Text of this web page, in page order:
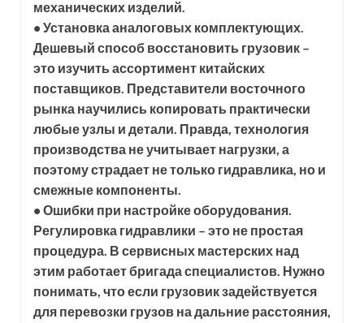
механических изделий.
• Установка аналоговых комплектующих.
Дешевый способ восстановить грузовик –
это изучить ассортимент китайских
поставщиков. Представители восточного
рынка научились копировать практически
любые узлы и детали. Правда, технология
производства не учитывает нагрузки, а
поэтому страдает не только гидравлика, но и
смежные компоненты.
• Ошибки при настройке оборудования.
Регулировка гидравлики – это не простая
процедура. В сервисных мастерских над
этим работает бригада специалистов. Нужно
понимать, что если грузовик задействуется
для перевозки грузов на дальние расстояния,